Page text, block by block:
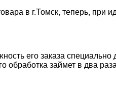
в г.Томск, теперь, при
его заказа специально
обработка займет в два